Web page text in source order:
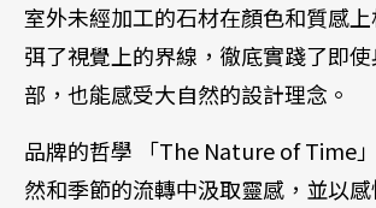
室外未經加工的石材在顏色和質感
弭了視覺上的界線，徹底實踐了即
部，也能感受大自然的設計理念。
品牌的哲學 「The Nature of Time
然和季節的流轉中汲取靈感，並以